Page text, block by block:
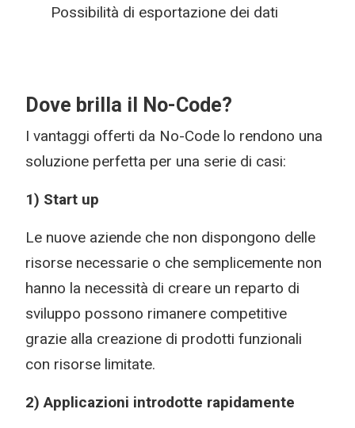
Possibilità di esportazione dei dati
Dove brilla il No-Code?
I vantaggi offerti da No-Code lo rendono una
soluzione perfetta per una serie di casi:
1) Start up
Le nuove aziende che non dispongono delle
risorse necessarie o che semplicemente non
hanno la necessità di creare un reparto di
sviluppo possono rimanere competitive
grazie alla creazione di prodotti funzionali
con risorse limitate.
2) Applicazioni introdotte rapidamente